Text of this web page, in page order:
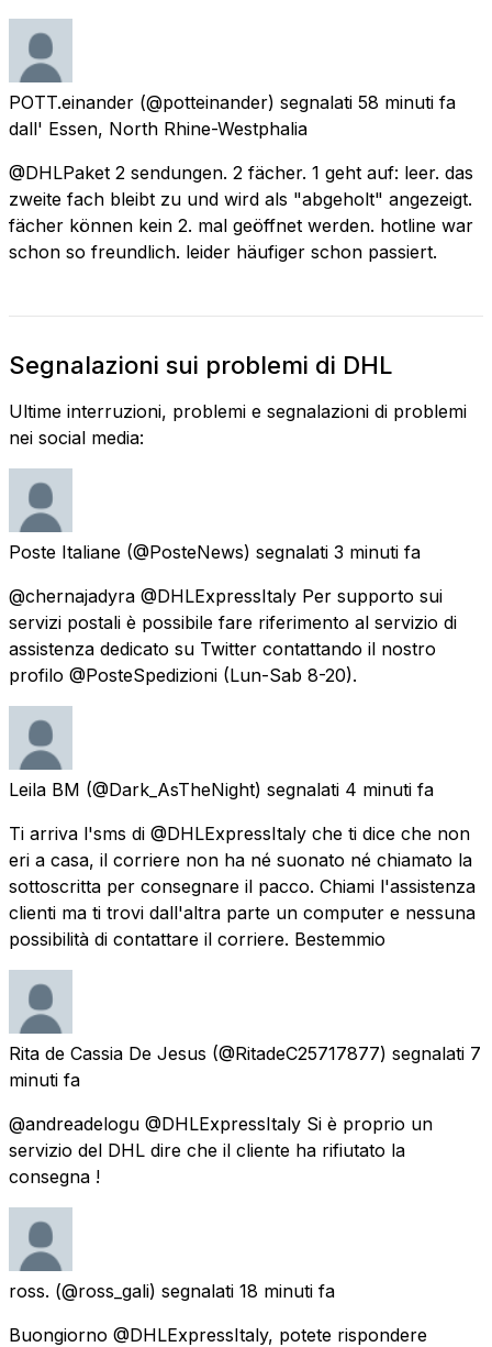
POTT.einander (@potteinander) segnalati 58 minuti fa
dall' Essen, North Rhine-Westphalia
@DHLPaket 2 sendungen. 2 fächer. 1 geht auf: leer. das
zweite fach bleibt zu und wird als "abgeholt" angezeigt.
fächer können kein 2. mal geöffnet werden. hotline war
schon so freundlich. leider häufiger schon passiert.
Segnalazioni sui problemi di DHL
Ultime interruzioni, problemi e segnalazioni di problemi
nei social media:
Poste Italiane (@PosteNews) segnalati 3 minuti fa
@chernajadyra @DHLExpressItaly Per supporto sui
servizi postali è possibile fare riferimento al servizio di
assistenza dedicato su Twitter contattando il nostro
profilo @PosteSpedizioni (Lun-Sab 8-20).
Leila BM (@Dark_AsTheNight) segnalati 4 minuti fa
Ti arriva l'sms di @DHLExpressItaly che ti dice che non
eri a casa, il corriere non ha né suonato né chiamato la
sottoscritta per consegnare il pacco. Chiami l'assistenza
clienti ma ti trovi dall'altra parte un computer e nessuna
possibilità di contattare il corriere. Bestemmio
Rita de Cassia De Jesus (@RitadeC25717877) segnalati 7
minuti fa
@andreadelogu @DHLExpressItaly Si è proprio un
servizio del DHL dire che il cliente ha rifiutato la
consegna !
ross. (@ross_gali) segnalati 18 minuti fa
Buongiorno @DHLExpressItaly, potete rispondere